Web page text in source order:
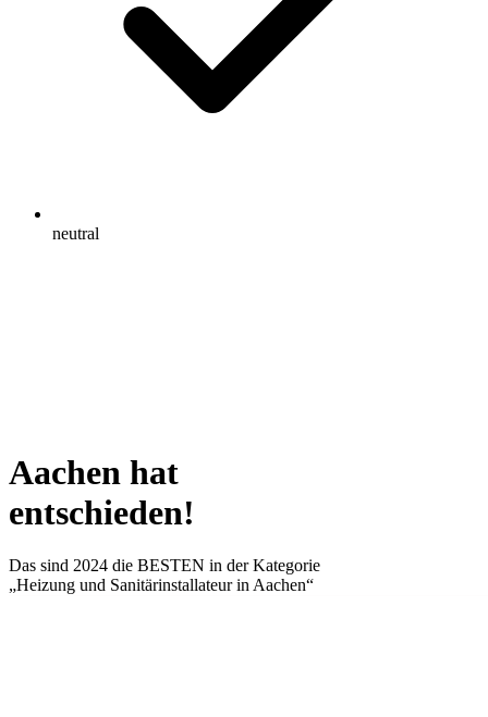
neutral
Aachen hat
entschieden!
Das sind 2024 die BESTEN in der Kategorie
„Heizung und Sanitärinstallateur in Aachen“